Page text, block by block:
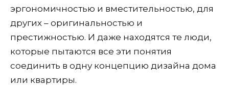
эргономичностью и вместительностью, для
других – оригинальностью и
престижностью. И даже находятся те люди,
которые пытаются все эти понятия
соединить в одну концепцию дизайна дома
или квартиры.